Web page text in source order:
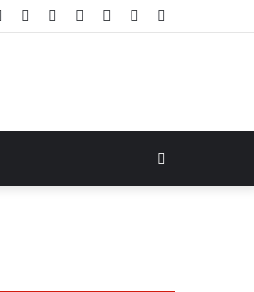
Telegram
Instagram
YouTube
LinkedIn
Twitter
Facebook